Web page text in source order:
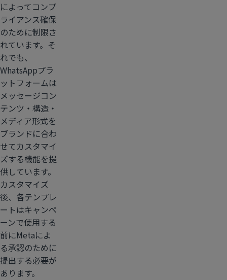
によってコンプ
ライアンス確保
のために制限さ
れています。そ
れでも、
WhatsAppプラ
ットフォームは
メッセージコン
テンツ・構造・
メディア形式を
ブランドに合わ
せてカスタマイ
ズする機能を提
供しています。
カスタマイズ
後、各テンプレ
ートはキャンペ
ーンで使用する
前にMetaによ
る承認のために
提出する必要が
あります。